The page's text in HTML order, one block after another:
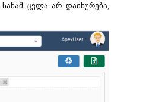
ცვლა არ დაიხურება,